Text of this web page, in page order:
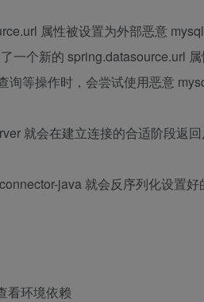
属性被设置为外部恶意
一个新的 spring.datasource.url
询等操作时，会尝试使用恶意
就会在建立连接的合适阶段返
java 就会反序列化设置
看环境依赖